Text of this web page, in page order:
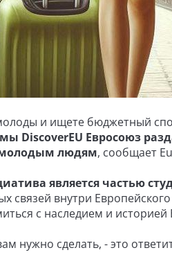
и ищете бюджетный
DiscoverEU Евросоюз
людям, сообщает
является частью
связей внутри
с наследием и
нужно сделать, - это